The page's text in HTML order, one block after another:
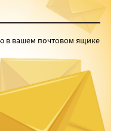
в вашем почтовом ящике